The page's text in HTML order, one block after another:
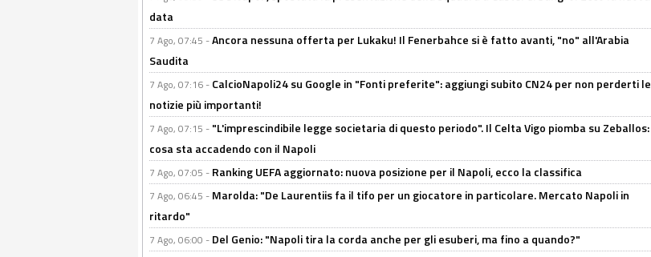
data
7 Ago, 07:45 -Ancora nessuna offerta per Lukaku! Il Fenerbahce si è fatto avanti, "no" all'Arabia
Saudita
7 Ago, 07:16 - CalcioNapoli24 su Google in "Fonti preferite": aggiungi subito CN24 per non perderti le
notizie più importanti!
7 Ago, 07:15 - "L'imprescindibile legge societaria di questo periodo". Il Celta Vigo piomba su Zeballos:
cosa sta accadendo con il Napoli
7 Ago, 07:05 - Ranking UEFA aggiornato: nuova posizione per il Napoli, ecco la classifica
7 Ago, 06:45 - Marolda: "De Laurentiis fa il tifo per un giocatore in particolare. Mercato Napoli in
ritardo"
7 Ago, 06:00 - Del Genio: "Napoli tira la corda anche per gli esuberi, ma fino a quando?"